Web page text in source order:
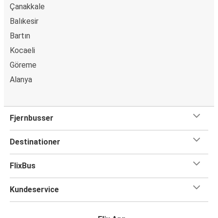
Çanakkale
Balıkesir
Bartın
Kocaeli
Göreme
Alanya
Fjernbusser
Destinationer
FlixBus
Kundeservice